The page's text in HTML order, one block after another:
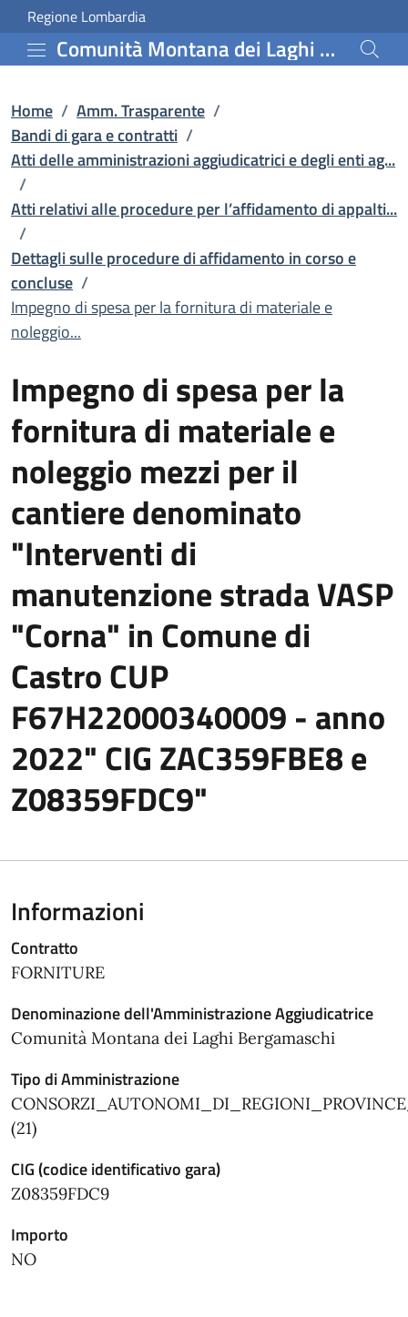
Vai al contenuto principale
Impegno di spesa per
Regione Lombardia
Comunità Montana dei Laghi Bergamaschi
Home / Amm. Trasparente /
Bandi di gara e contratti /
Atti delle amministrazioni aggiudicatrici e degli enti ag...
/
Atti relativi alle procedure per l’affidamento di appalti...
/
Dettagli sulle procedure di affidamento in corso e
concluse /
Impegno di spesa per la fornitura di materiale e
noleggio...
Impegno di spesa per la
fornitura di materiale e
noleggio mezzi per il
cantiere denominato
"Interventi di
manutenzione strada VASP
"Corna" in Comune di
Castro CUP
F67H22000340009 - anno
2022" CIG ZAC359FBE8 e
Z08359FDC9"
Informazioni
Contratto
FORNITURE
Denominazione dell'Amministrazione Aggiudicatrice
Comunità Montana dei Laghi Bergamaschi
Tipo di Amministrazione
(21)
CIG (codice identificativo gara)
Z08359FDC9
Importo
NO